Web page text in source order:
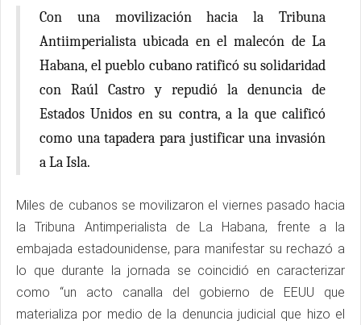
Con una movilización hacia la Tribuna
Antiimperialista ubicada en el malecón de La
Habana, el pueblo cubano ratificó su solidaridad
con Raúl Castro y repudió la denuncia de
Estados Unidos en su contra, a la que calificó
como una tapadera para justificar una invasión
a La Isla.
Miles de cubanos se movilizaron el viernes pasado hacia
la Tribuna Antimperialista de La Habana, frente a la
embajada estadounidense, para manifestar su rechazó a
lo que durante la jornada se coincidió en caracterizar
como “un acto canalla del gobierno de EEUU que
materializa por medio de la denuncia judicial que hizo el